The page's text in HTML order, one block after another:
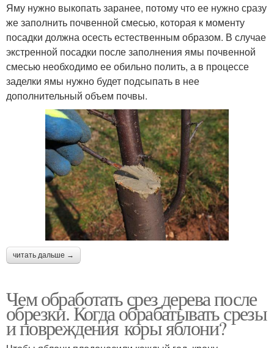
Яму нужно выкопать заранее, потому что ее нужно сразу
же заполнить почвенной смесью, которая к моменту
посадки должна осесть естественным образом. В случае
экстренной посадки после заполнения ямы почвенной
смесью необходимо ее обильно полить, а в процессе
заделки ямы нужно будет подсыпать в нее
дополнительный объем почвы.
читать дальше →
Чем обработать срез дерева после
обрезки. Когда обрабатывать срезы
и повреждения коры яблони?